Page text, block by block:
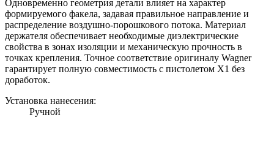
Одновременно геометрия детали влияет на характер
формируемого факела, задавая правильное направление и
распределение воздушно-порошкового потока. Материал
держателя обеспечивает необходимые диэлектрические
свойства в зонах изоляции и механическую прочность в
точках крепления. Точное соответствие оригиналу Wagner
гарантирует полную совместимость с пистолетом Х1 без
доработок.
Установка нанесения:
Ручной